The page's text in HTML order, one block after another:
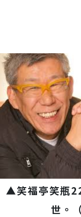
▲笑福亭笑瓶
世。